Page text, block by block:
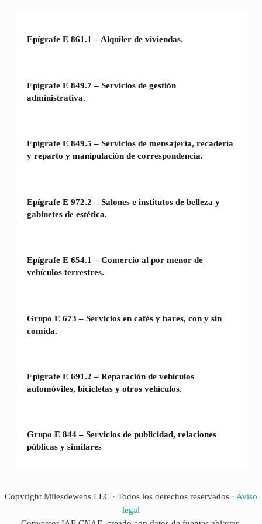
Epígrafe E 861.1 – Alquiler de viviendas.
Epígrafe E 849.7 – Servicios de gestión
administrativa.
Epígrafe E 849.5 – Servicios de mensajería, recadería
y reparto y manipulación de correspondencia.
Epígrafe E 972.2 – Salones e institutos de belleza y
gabinetes de estética.
Epígrafe E 654.1 – Comercio al por menor de
vehículos terrestres.
Grupo E 673 – Servicios en cafés y bares, con y sin
comida.
Epígrafe E 691.2 – Reparación de vehículos
automóviles, bicicletas y otros vehículos.
Grupo E 844 – Servicios de publicidad, relaciones
públicas y similares
Copyright Milesdewebs LLC · Todos los derechos reservados · Aviso
legal